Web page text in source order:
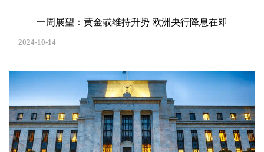
一周展望：黄金或维持升势 欧洲央行降息在即
2024-10-14